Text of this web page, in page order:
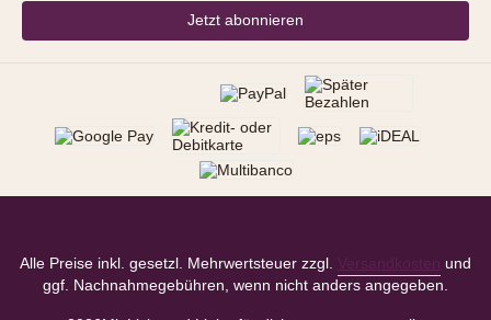
Jetzt abonnieren
Alle Preise inkl. gesetzl. Mehrwertsteuer zzgl. Versandkosten
und
ggf. Nachnahmegebühren, wenn nicht anders angegeben.